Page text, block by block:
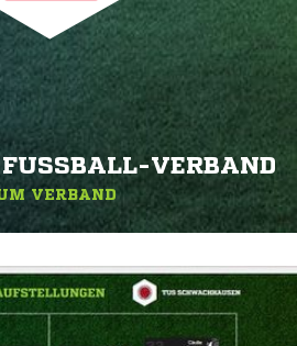
VERBAND
VERBAND